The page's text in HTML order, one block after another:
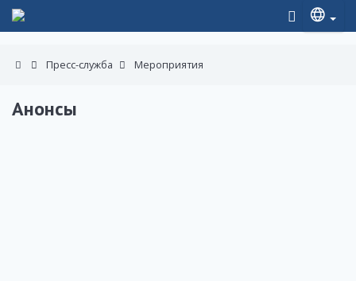
Пресс-служба Мероприятия
Анонсы